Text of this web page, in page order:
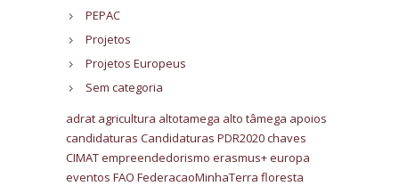
PEPAC
Projetos
Projetos Europeus
Sem categoria
adrat agricultura altotamega alto tâmega apoios
candidaturas Candidaturas PDR2020chaves
CIMATempreendedorismo erasmus+europa
eventos FAO FederacaoMinhaTerra floresta